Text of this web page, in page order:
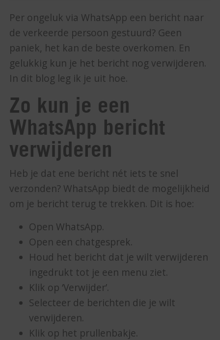
Per ongeluk via WhatsApp een bericht naar
de verkeerde persoon gestuurd? Geen
paniek, het kan de beste overkomen. En
gelukkig kun je het bericht nog verwijderen.
In dit blog leg ik je uit hoe.
Zo kun je een
WhatsApp bericht
verwijderen
Heb je dat ene bericht nét iets te snel
verzonden? WhatsApp biedt de mogelijkheid
om je bericht terug te trekken. Dit is hoe:
Open WhatsApp.
Open een chatgesprek.
Houd het bericht dat je wilt verwijderen
ingedrukt tot je een menu ziet.
Klik op ‘Verwijder’.
Selecteer de berichten die je wilt
verwijderen.
Klik op het prullenbakje.